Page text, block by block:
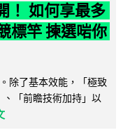
！ 如何享最多
標竿 揀選啱你
除了基本效能，「極致
「前瞻技術加持」以